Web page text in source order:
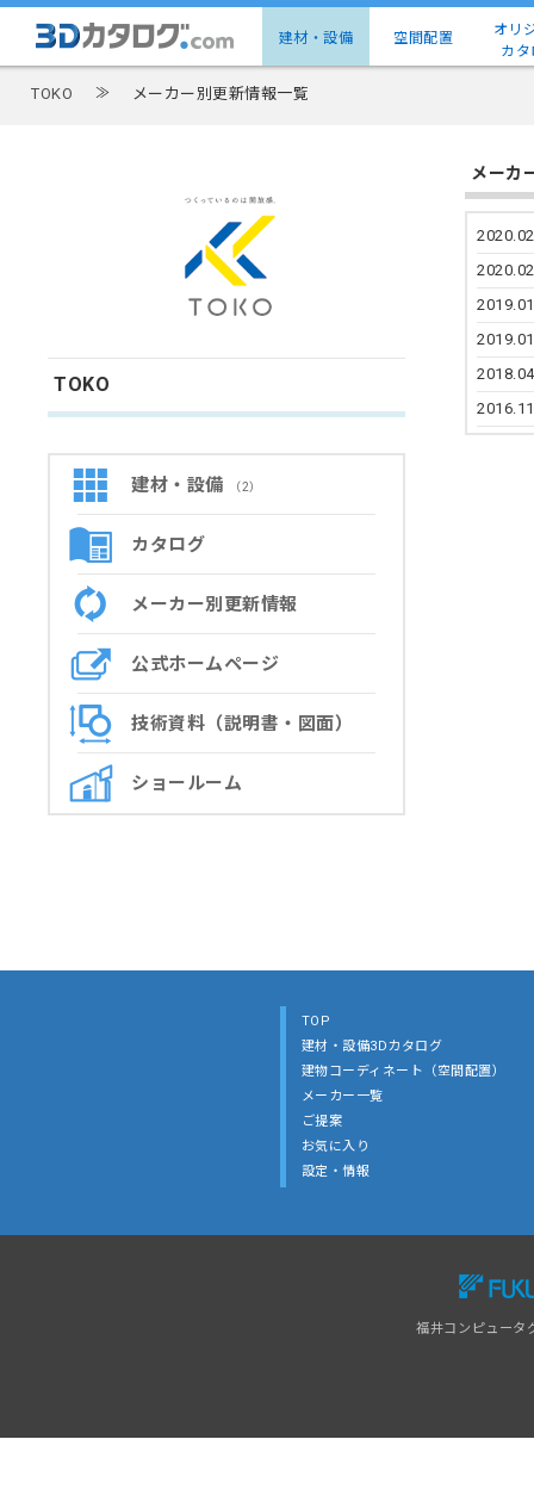
建材・設備 空間配置
オリ
カタ
TOKO ≫ メーカー別更新情報一覧
TOKO
建材・設備 （2）
カタログ
メーカー別更新情報
公式ホームページ
技術資料（説明書・図面）
ショールーム
メーカ
TOP
建材・設備3Dカタログ
建物コーディネート（空間配置）
メーカー一覧
ご提案
お気に入り
設定・情報
福井コンピュータ